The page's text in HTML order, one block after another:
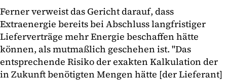
Ferner verweist das Gericht darauf, dass
Extraenergie bereits bei Abschluss langfristiger
Lieferverträge mehr Energie beschaffen hätte
können, als mutmaßlich geschehen ist. "Das
entsprechende Risiko der exakten Kalkulation der
in Zukunft benötigten Mengen hätte [der Lieferant]